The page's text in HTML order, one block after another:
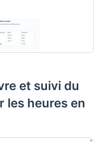
et suivi du
les heures en